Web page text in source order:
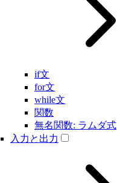
if文
for文
while文
関数
無名関数: ラムダ式
入力と出力